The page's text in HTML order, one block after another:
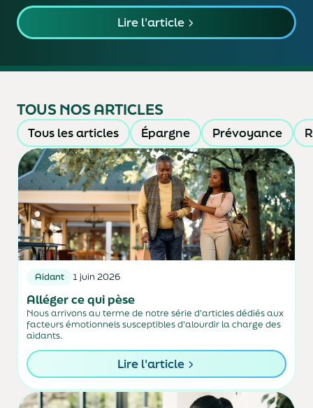
Lire l'article
TOUS NOS ARTICLES
Tous les articles Épargne Prévoyance
Aidant 1 juin 2026
Alléger ce qui pèse
Nous arrivons au terme de notre série d'articles dédiés aux
facteurs émotionnels susceptibles d'alourdir la charge des
aidants.
Lire l'article